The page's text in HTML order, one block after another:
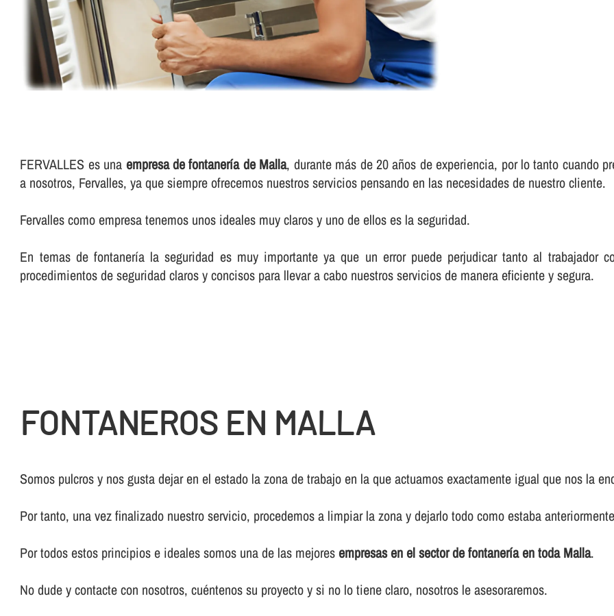
FERVALLES es una empresa de fontanerí­a de Malla, durante más de 20 años de experiencia, por lo tanto cuando
a nosotros, Fervalles, ya que siempre ofrecemos nuestros servicios pensando en las necesidades de nuestro cliente.
Fervalles como empresa tenemos unos ideales muy claros y uno de ellos es la seguridad.
En temas de fontanerí­a la seguridad es muy importante ya que un error puede perjudicar tanto al trabajador
procedimientos de seguridad claros y concisos para llevar a cabo nuestros servicios de manera eficiente y segura.
FONTANEROS EN MALLA
Somos pulcros y nos gusta dejar en el estado la zona de trabajo en la que actuamos exactamente igual que nos la
Por tanto, una vez finalizado nuestro servicio, procedemos a limpiar la zona y dejarlo todo como estaba
Por todos estos principios e ideales somos una de las mejoresempresas en el sector de fontanerí­a en toda Malla.
No dude y contacte con nosotros, cuéntenos su proyecto y si no lo tiene claro, nosotros le asesoraremos.